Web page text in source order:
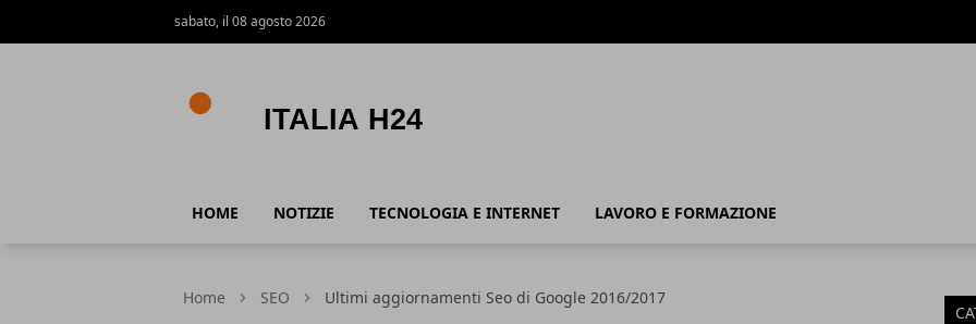
sabato, il 08 agosto 2026
HOME NOTIZIE TECNOLOGIA E INTERNET LAVORO E FORMAZIONE
Home SEO Ultimi aggiornamenti Seo di Google 2016/2017